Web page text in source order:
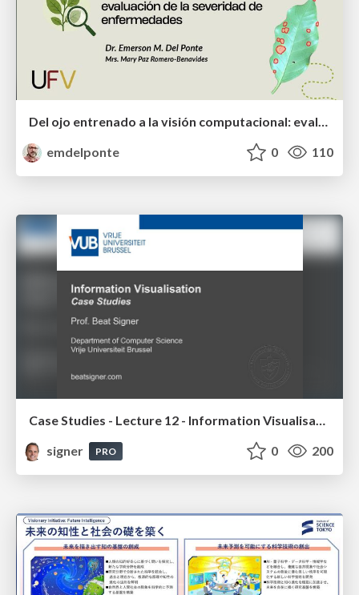
Del ojo entrenado a la visión computacional: evaluación de la severidad de enfermedades
emdelponte
0 110
signer
PRO 0 200